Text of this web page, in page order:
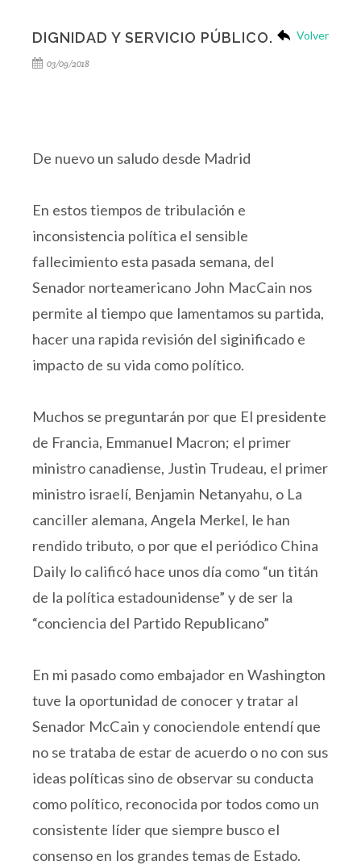
Volver
DIGNIDAD Y SERVICIO PÚBLICO.
03/09/2018
De nuevo un saludo desde Madrid
En estos tiempos de tribulación e
inconsistencia política el sensible
fallecimiento esta pasada semana, del
Senador norteamericano John MacCain nos
permite al tiempo que lamentamos su partida,
hacer una rapida revisión del siginificado e
impacto de su vida como político.
Muchos se preguntarán por que El presidente
de Francia, Emmanuel Macron; el primer
ministro canadiense, Justin Trudeau, el primer
ministro israelí, Benjamin Netanyahu, o La
canciller alemana, Angela Merkel, le han
rendido tributo, o por que el periódico China
Daily lo calificó hace unos día como “un titán
de la política estadounidense” y de ser la
“conciencia del Partido Republicano”
En mi pasado como embajador en Washington
tuve la oportunidad de conocer y tratar al
Senador McCain y conociendole entendí que
no se trataba de estar de acuerdo o no con sus
ideas políticas sino de observar su conducta
como político, reconocida por todos como un
consistente líder que siempre busco el
consenso en los grandes temas de Estado.